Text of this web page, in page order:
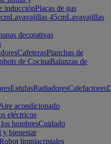
inducciónPlacas de gas
Lavavajillas 45cmLavavajillas
decorativas
CafeterasPlanchas de
de CocinaBalanzas de
EstufasRadiadoresCalefactores
acondicionado
eléctricos
hombresCuidado
y bienestar
limpiacristales